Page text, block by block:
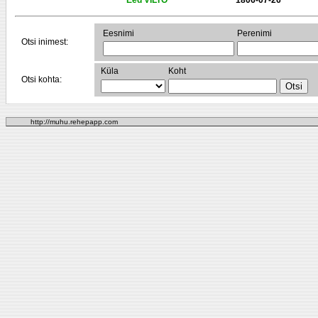
Otsi inimest:
Eesnimi Perenimi
Otsi kohta:
Küla Koht
http://muhu.rehepapp.com